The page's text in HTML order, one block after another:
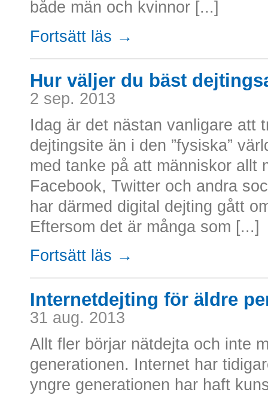
både män och kvinnor [...]
Fortsätt läs →
Hur väljer du bäst
2 sep. 2013
Idag är det nästan vanligare att
dejtingsite än i den ”fysiska”
med tanke på att människor allt
Facebook, Twitter och andra
har därmed digital dejting gått
Eftersom det är många som [...]
Fortsätt läs →
Internetdejting för äldre
31 aug. 2013
Allt fler börjar nätdejta och inte
generationen. Internet har
yngre generationen har haft